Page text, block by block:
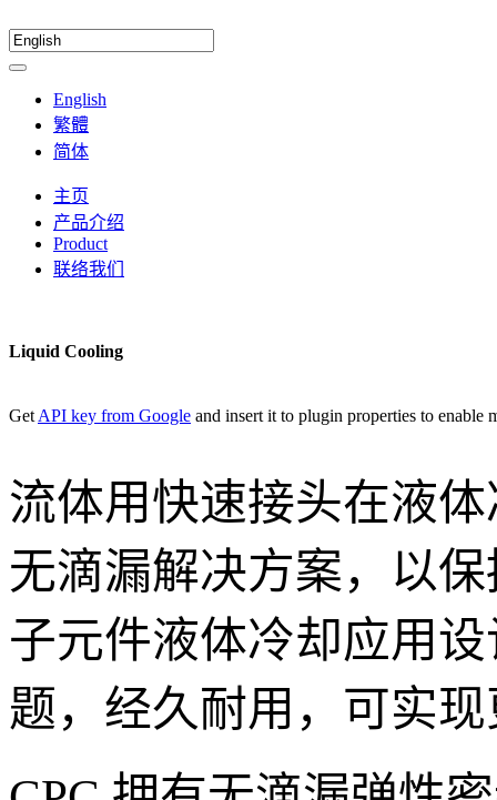
English
繁體
简体
主页
产品介绍
Product
联络我们
Liquid Cooling
Get API key from Google and insert it to plugin properties to enable
流体用快速接头在液
无滴漏解决方案，以
子元件液体冷却应用
题，经久耐用，可实